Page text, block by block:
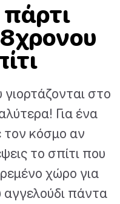
πάρτι
στο
Για ένα
τον κόσμο αν
το σπίτι που
χώρο για
αγγελούδι πάντα